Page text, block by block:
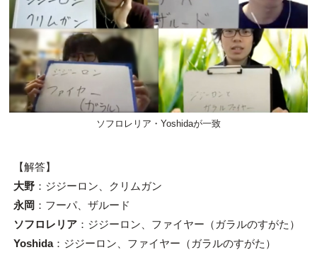
ソフロレリア・Yoshidaが一致
【解答】
大野：ジジーロン、クリムガン
永岡 ：フーパ、ザルード
ソフロレリア：ジジーロン、ファイヤー（ガラルのすがた）
Yoshida：ジジーロン、ファイヤー（ガラルのすがた）